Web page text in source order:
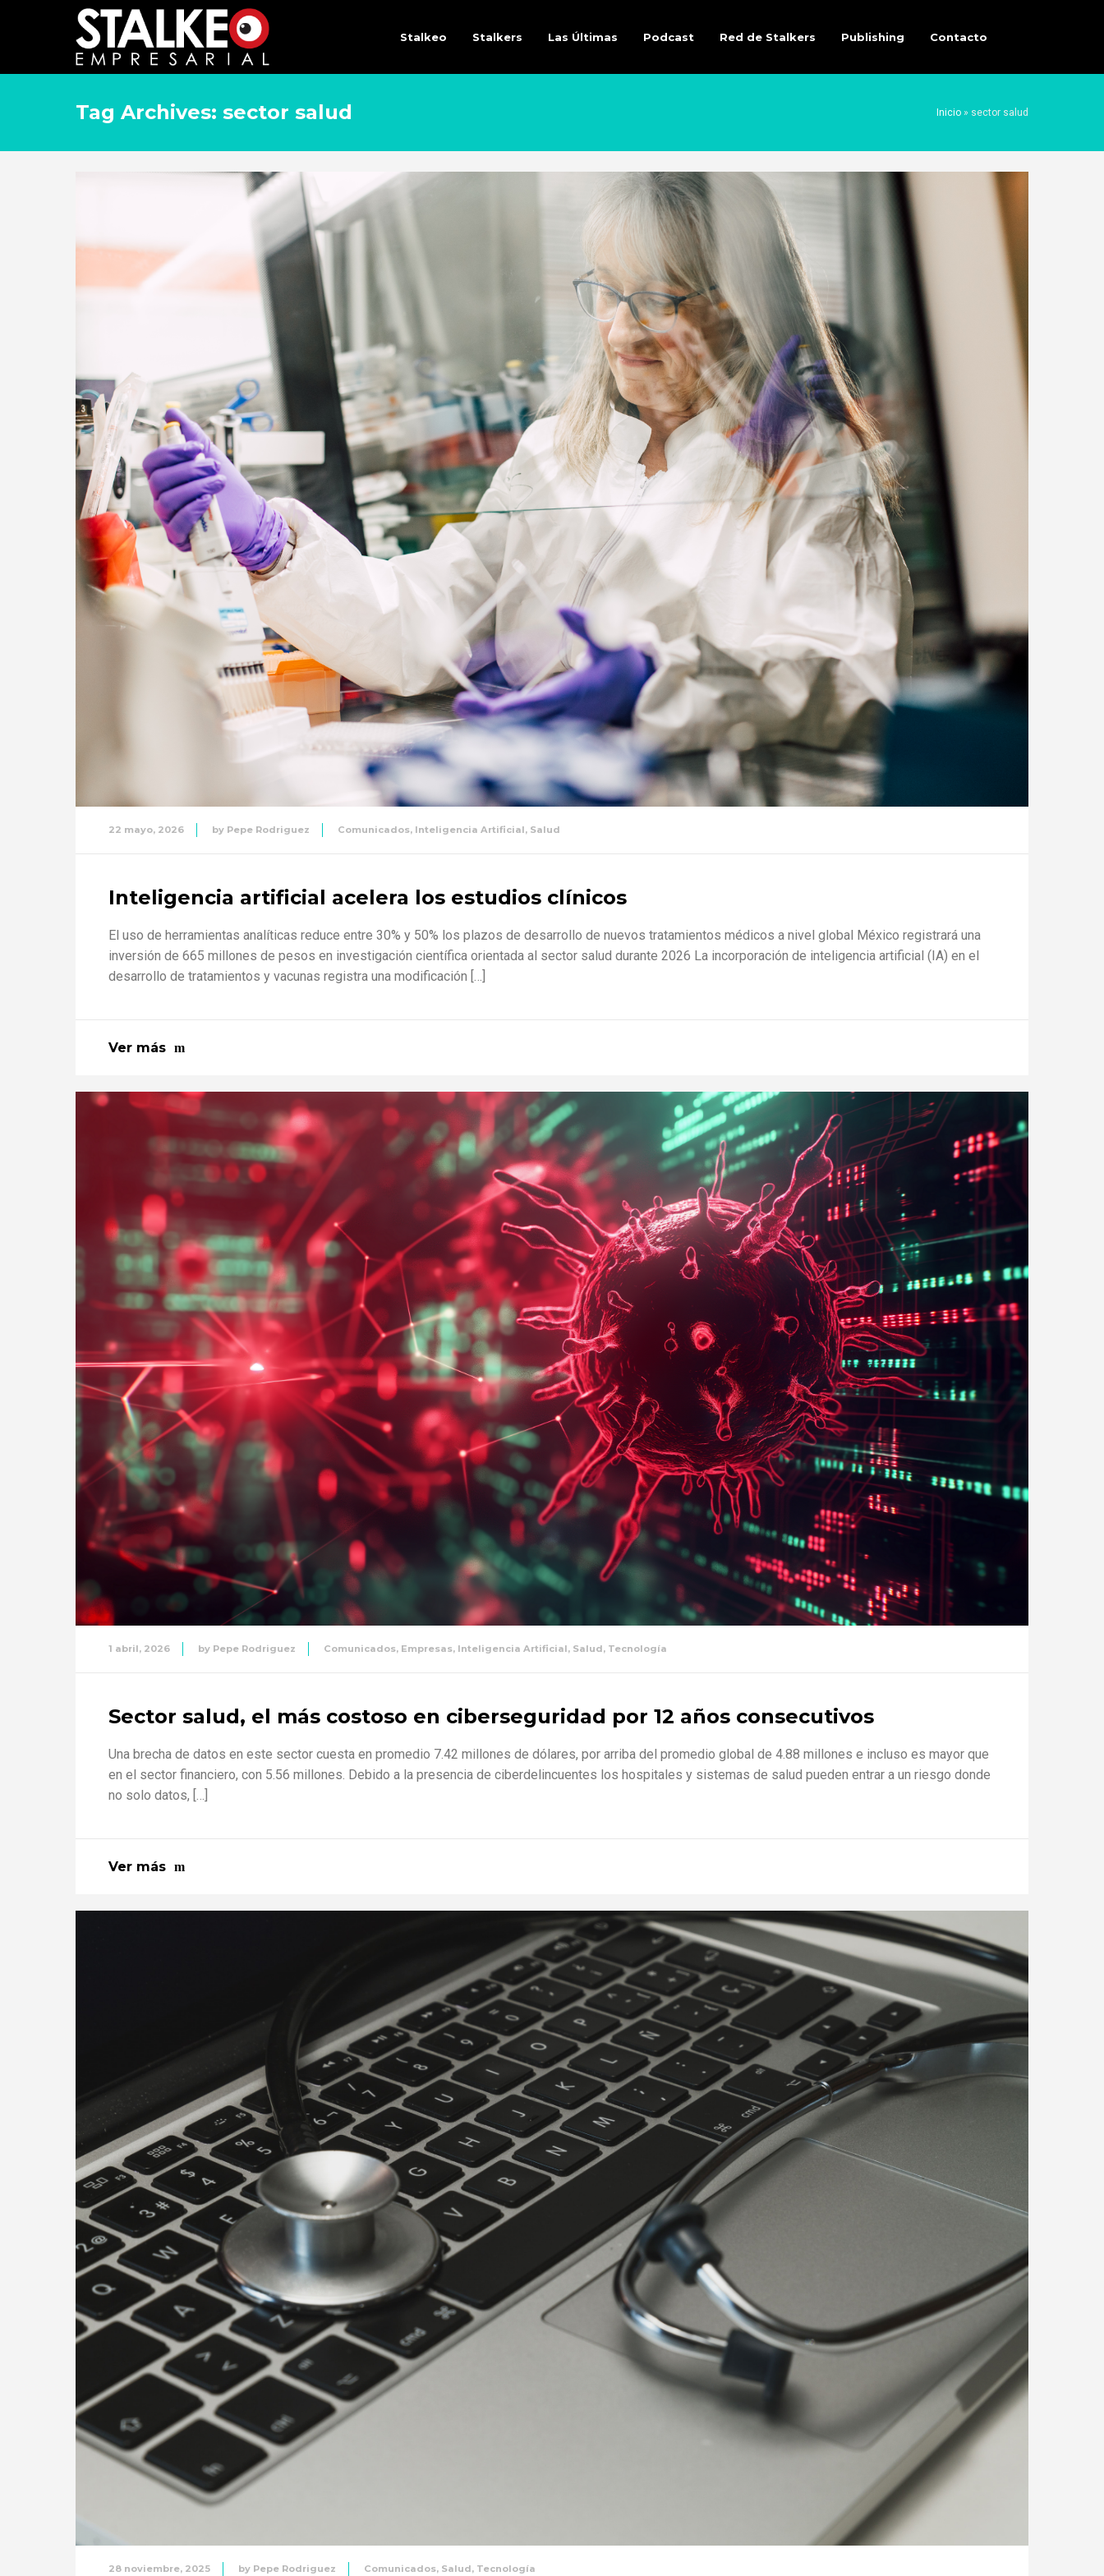
Stalkeo Stalkers Las Últimas Podcast Red de Stalkers Publishing Contacto
Tag Archives: sector salud Inicio » sector salud
22 mayo, 2026 by Pepe Rodriguez Comunicados, Inteligencia Artificial, Salud
Inteligencia artificial acelera los estudios clínicos
El uso de herramientas analíticas reduce entre 30% y 50% los plazos de desarrollo de nuevos tratamientos médicos a nivel global México registrará una
inversión de 665 millones de pesos en investigación científica orientada al sector salud durante 2026 La incorporación de inteligencia artificial (IA) en el
desarrollo de tratamientos y vacunas registra una modificación […]
Ver más
1 abril, 2026 by Pepe Rodriguez Comunicados, Empresas, Inteligencia Artificial, Salud, Tecnología
⁠Sector salud, el más costoso en ciberseguridad por 12 años consecutivos
Una brecha de datos en este sector cuesta en promedio 7.42 millones de dólares, por arriba del promedio global de 4.88 millones e incluso es mayor que
en el sector financiero, con 5.56 millones. Debido a la presencia de ciberdelincuentes los hospitales y sistemas de salud pueden entrar a un riesgo donde
no solo datos, […]
Ver más
28 noviembre, 2025 by Pepe Rodriguez Comunicados, Salud, Tecnología